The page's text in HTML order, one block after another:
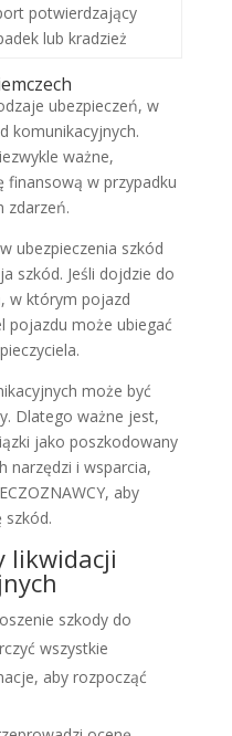
potwierdzający
lub kradzież
ubezpieczeń, w
komunikacyjnych.
ważne,
w przypadku
zdarzeń.
ubezpieczenia szkód
szkód. Jeśli dojdzie do
w którym pojazd
pojazdu może ubiegać
może być
Dlatego ważne jest,
jako poszkodowany
narzędzi i wsparcia,
aby
szkód.
likwidacji
szkody do
wszystkie
aby rozpocząć